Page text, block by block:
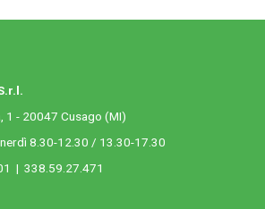
1 - 20047 Cusago (MI)
8.30-12.30 / 13.30-17.30
| 338.59.27.471